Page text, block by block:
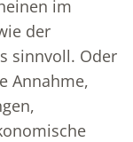
im
der
sinnvoll. Oder
Annahme,